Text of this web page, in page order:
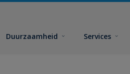
Duurzaamheid Services